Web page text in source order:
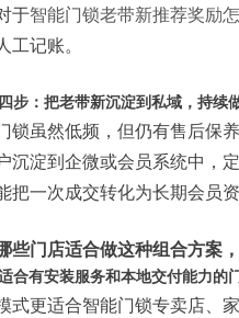
于智能门锁老带新推荐奖励
工记账。
步：把老带新沉淀到私域，持续
锁虽然低频，但仍有售后保
沉淀到企微或会员系统中，
把一次成交转化为长期会员
些门店适合做这种组合方案
合有安装服务和本地交付能力的
式更适合智能门锁专卖店、